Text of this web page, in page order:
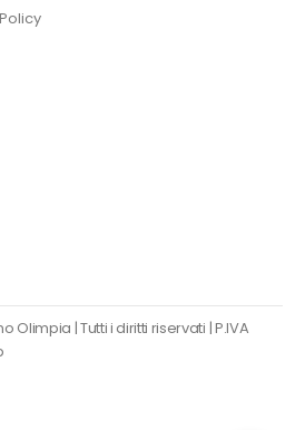
Olimpia | Tutti i diritti riservati | P.IVA